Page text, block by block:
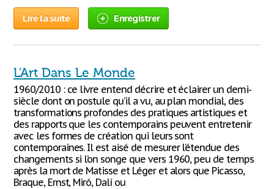
Lire la suite Enregistrer
L'Art Dans Le Monde
1960/2010 : ce livre entend décrire et éclairer un demi-
siècle dont on postule qu’il a vu, au plan mondial, des
transformations profondes des pratiques artistiques et
des rapports que les contemporains peuvent entretenir
avec les formes de création qui leurs sont
contemporaines. Il est aisé de mesurer l’étendue des
changements si l’on songe que vers 1960, peu de temps
après la mort de Matisse et Léger et alors que Picasso,
Braque, Ernst, Miró, Dalí ou